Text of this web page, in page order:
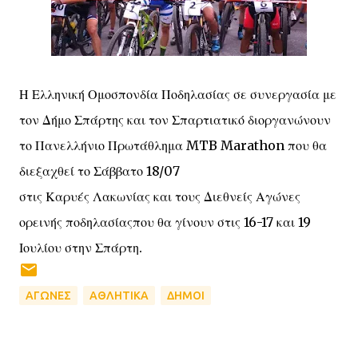
Η Ελληνική Ομοσπονδία Ποδηλασίας σε συνεργασία με
τον Δήμο Σπάρτης και τον Σπαρτιατικό διοργανώνουν
το Πανελλήνιο Πρωτάθλημα MTB Marathon που θα
διεξαχθεί το Σάββατο 18/07
στις Καρυές Λακωνίας και τους Διεθνείς Αγώνες
ορεινής ποδηλασίαςπου θα γίνουν στις 16-17 και 19
Ιουλίου στην Σπάρτη.
ΑΓΩΝΕΣ ΑΘΛΗΤΙΚΑ ΔΗΜΟΙ